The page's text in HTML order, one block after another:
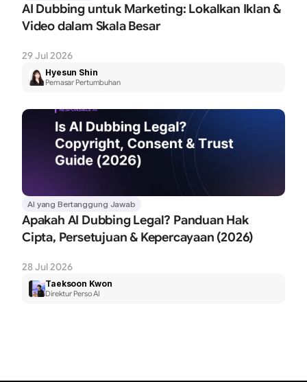
AI Dubbing untuk Marketing: Lokalkan Iklan &
Video dalam Skala Besar
29 Jul 2026
Hyesun Shin
Pemasar Pertumbuhan
AI yang Bertanggung Jawab
Apakah AI Dubbing Legal? Panduan Hak
Cipta, Persetujuan & Kepercayaan (2026)
28 Jul 2026
Taeksoon Kwon
Direktur Perso AI